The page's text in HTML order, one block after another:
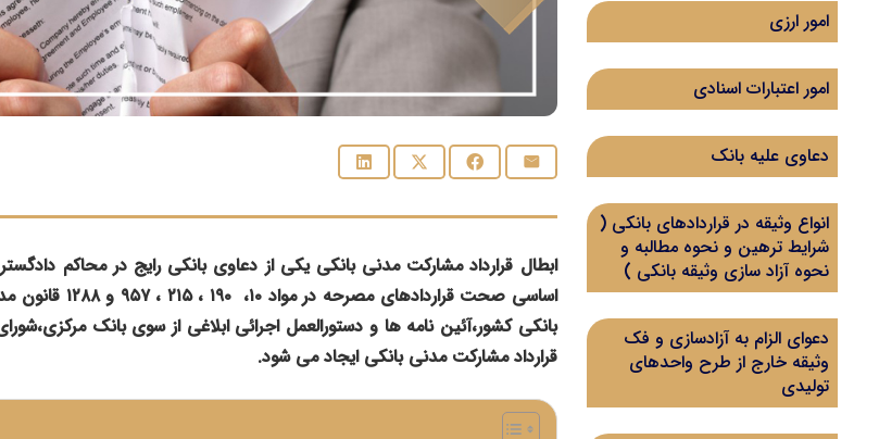
امور ارزی
امور اعتبارات اسنادی
دعاوی علیه بانک
انواع وثیقه در قراردادهای بانکی (
شرایط ترهین و نحوه مطالبه و
نحوه آزاد سازی وثیقه بانکی )
دعوای الزام به آزادسازی و فک
وثیقه خارج از طرح واحدهای
تولیدی
ابطال قرارداد مشارکت مدنی بانکی یکی از دعاوی بانکی رایج در محاکم
اساسی صحت
بانکی کشور،آئین نامه ها و دستورالعمل اجرائی ابلاغی از سوی بانک
قرارداد مشارکت مدنی بانکی ایجاد می شود.